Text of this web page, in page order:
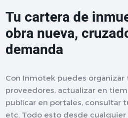
Tu cartera de
obra nueva,
demanda
Con Inmotek puedes organizar
proveedores, actualizar en
publicar en portales, consultar
etc. Todo esto desde